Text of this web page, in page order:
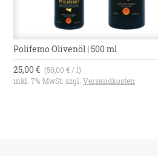
Polifemo Olivenöl | 500 ml
25,00 € (50,00 € / l)
inkl. 7% MwSt. zzgl.Versandkosten